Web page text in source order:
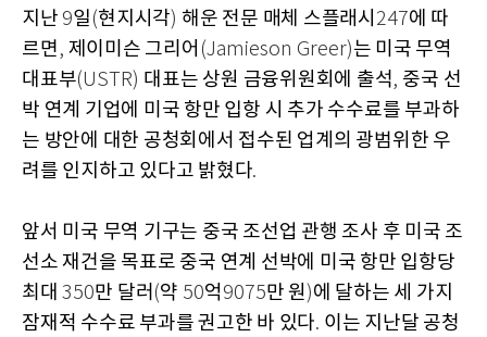
지난 9일 (현지시각) 해운 전문 매체 스플래시 247에 따
르면, 제이미슨 그리어 (Jamieson Greer)는 미국 무역
대표부(USTR) 대표는 상원 금융위원회에 출석, 중국 선
박 연계 기업에 미국 항만 입항 시 추가 수수료를 부과하
는 방안에 대한 공청회에서 접수된 업계의 광범위한 우
려를 인지하고 있다고 밝혔다.
앞서 미국 무역 기구는 중국 조선업 관행 조사 후 미국 조
선소 재건을 목표로 중국 연계 선박에 미국 항만 입항당
최대350만 달러 (약 50억 9075만 원)에 달하는 세 가지
잠재적 수수료 부과를 권고한 바 있다. 이는 지난달 공청